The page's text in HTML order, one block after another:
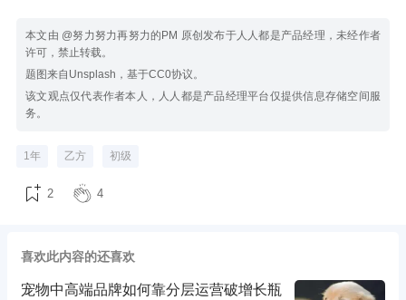
本文由 @努力努力再努力的PM 原创发布于人人都是产品经理，未经作者
许可，禁止转载。
题图来自Unsplash，基于CC0协议。
该文观点仅代表作者本人，人人都是产品经理平台仅提供信息存储空间服
务。
1年 乙方 初级
2 4
喜欢此内容的还喜欢
宠物中高端品牌如何靠分层运营破增长瓶